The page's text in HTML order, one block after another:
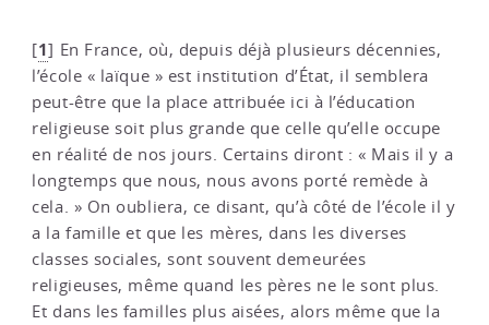
[1] En France, où, depuis déjà plusieurs décennies,
l’école « laïque » est institution d’État, il semblera
peut-être que la place attribuée ici à l’éducation
religieuse soit plus grande que celle qu’elle occupe
en réalité de nos jours. Certains diront : « Mais il y a
longtemps que nous, nous avons porté remède à
cela. » On oubliera, ce disant, qu’à côté de l’école il y
a la famille et que les mères, dans les diverses
classes sociales, sont souvent demeurées
religieuses, même quand les pères ne le sont plus.
Et dans les familles plus aisées, alors même que la